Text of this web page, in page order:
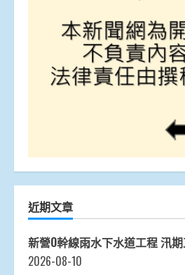
近期文章
新營O幹線雨水下水道工程 汛
2026-08-10